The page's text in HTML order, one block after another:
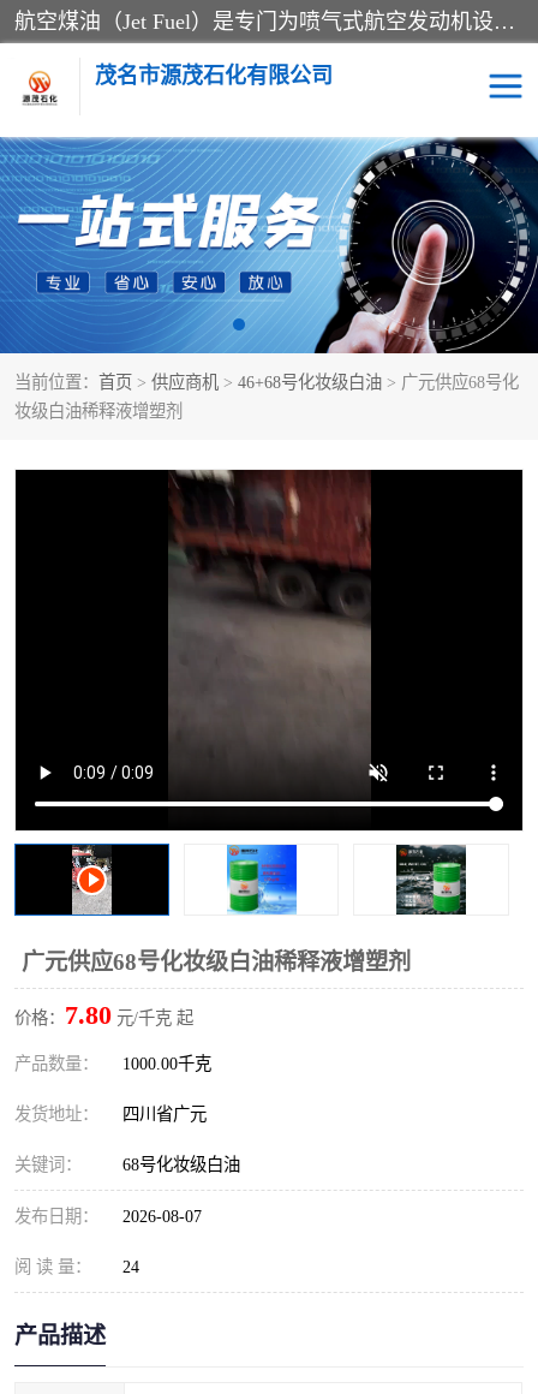
航空煤油（Jet Fuel）是专门为喷气式航空发动机设计的高纯度燃料，主要分为Jet A、Jet A-1和Jet B等类型。其特点是闪点高、低温流动性好，并添加了抗静电剂和抗氧化剂以确保飞行安全。航空煤油需
茂名市源茂石化有限公司
当前位置： 首页 > 供应商机 > 46+68号化妆级白油 > 广元供应68号化
妆级白油稀释液增塑剂
广元供应68号化妆级白油稀释液增塑剂
价格： 7.80 元/千克 起
产品数量： 1000.00千克
发货地址： 四川省广元
关键词： 68号化妆级白油
发布日期： 2026-08-07
阅 读 量： 24
产品描述
RP3航空煤油 D20+D30溶剂油
D40+D60溶剂油 D80+D100溶剂油
6号+120号溶剂油 260号溶剂油
异构烷烃 天然乳胶
26+32号化妆级白油 46+68号化妆级白油